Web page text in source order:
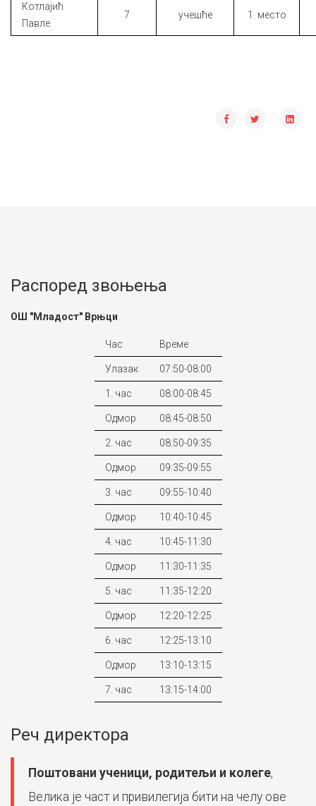
Котлајић
Павле
7 учешће 1. место
Распоред звоњења
ОШ "Младост" Врњци
Час Време
Улазак 07:50-08:00
1. час 08:00-08:45
Одмор 08:45-08:50
2. час 08:50-09:35
Одмор 09:35-09:55
3. час 09:55-10:40
Одмор 10:40-10:45
4. час 10:45-11:30
Одмор 11:30-11:35
5. час 11:35-12:20
Одмор 12:20-12:25
6. час 12:25-13:10
Одмор 13:10-13:15
7. час 13:15-14:00
Реч директора
Поштовани ученици, родитељи и колеге,
Велика је част и привилегија бити на челу ове